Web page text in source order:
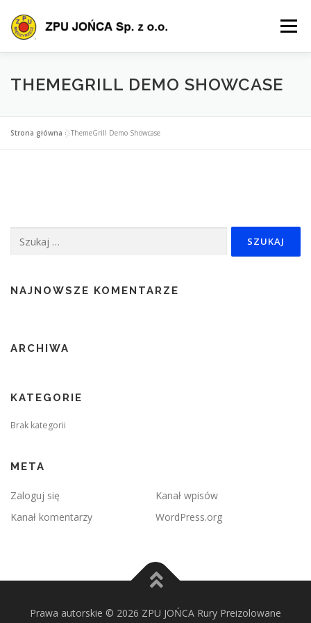
treści
Menu
O FIRMIE OFERTA PRODUKTY SZKOLENIA
CERTYFIKACJA POBIERZ
THEMEGRILL DEMO SHOWCASE
Strona główna »ThemeGrill Demo Showcase
NAJNOWSZE KOMENTARZE
ARCHIWA
KATEGORIE
Brak kategorii
META
Zaloguj się
Kanał wpisów
Kanał komentarzy
WordPress.org
Prawa autorskie © 2026 ZPU JOŃCA Rury Preizolowane